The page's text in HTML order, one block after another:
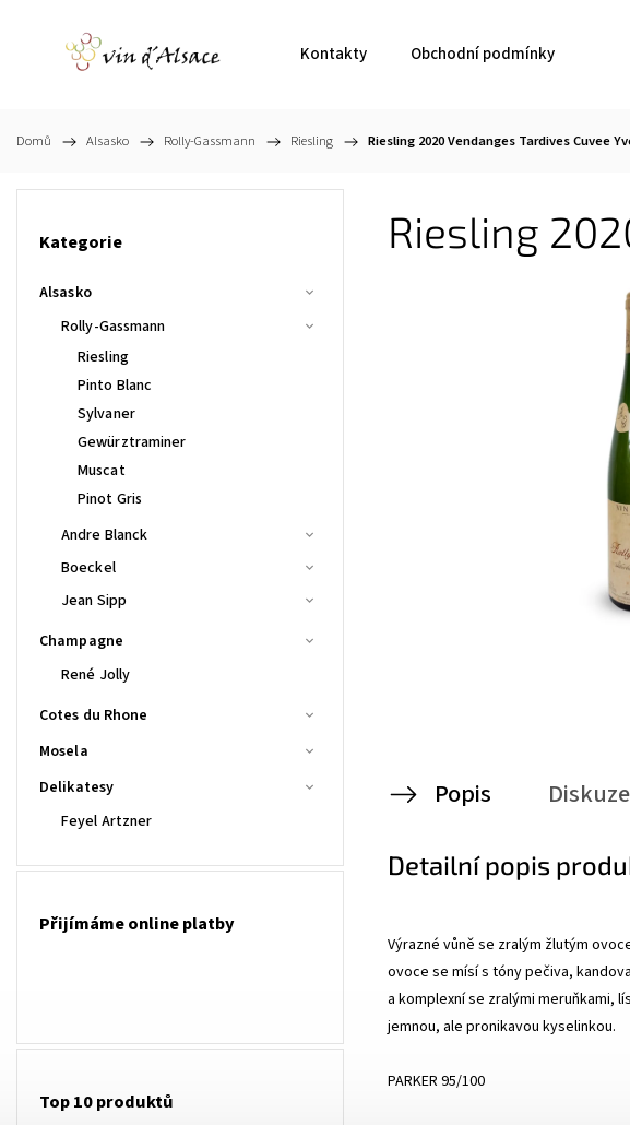
Kontakty Obchodní podmínky
Domů / Alsasko / Rolly-Gassmann / Riesling / Riesling 2020 Vendanges Tardives Cuvee
Kategorie
Alsasko
Rolly-Gassmann
Riesling
Pinto Blanc
Sylvaner
Gewürztraminer
Muscat
Pinot Gris
Andre Blanck
Boeckel
Jean Sipp
Champagne
René Jolly
Cotes du Rhone
Mosela
Delikatesy
Feyel Artzner
Přijímáme online platby
Top 10 produktů
Riesling
Popis Diskuze
Detailní popis
Výrazné vůně se zralým žlutým
ovoce se mísí s tóny pečiva,
a komplexní se zralými meruňkami,
jemnou, ale pronikavou kyselinkou.
PARKER 95/100